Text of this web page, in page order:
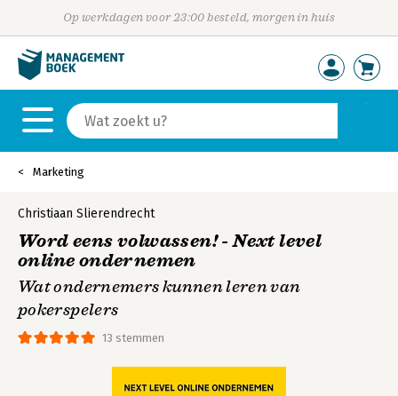
Op werkdagen voor 23:00 besteld, morgen in huis
Marketing
13 stemmen
Christiaan Slierendrecht
Word eens volwassen! - Next level
online ondernemen
Wat ondernemers kunnen leren van
pokerspelers